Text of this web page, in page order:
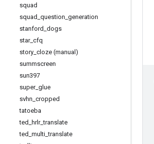
squad
squad question generation
stanford dogs
star_ cfq
story cloze (manual)
summscreen
sun397
super_ glue
svhn cropped
tatoeba
ted
hrlr_translate
ted multi _translate